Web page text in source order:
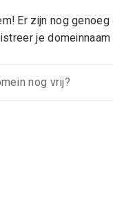
Er zijn nog
je